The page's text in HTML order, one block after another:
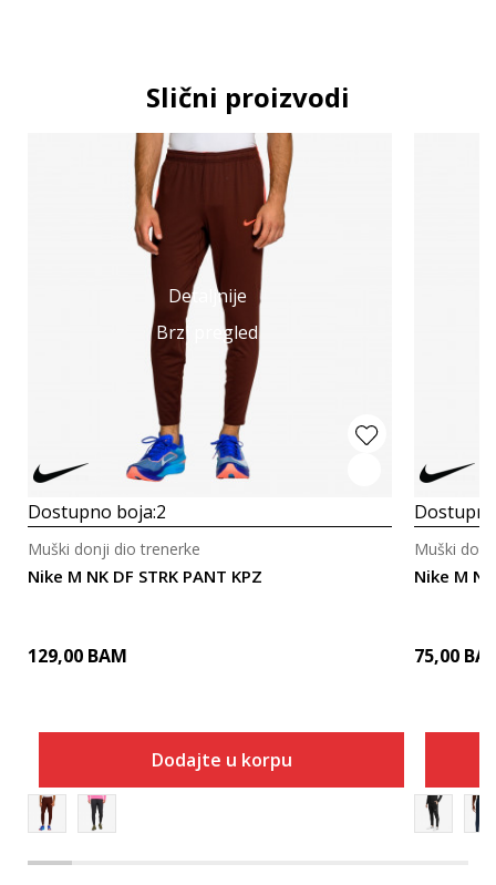
Slični proizvodi
Detaljnije
Brzi pregled
Dostupno boja:2
Nike M NK DF STRK PANT KPZ
Muški donji dio trenerke
129,00 BAM
Dodajte u korpu
Nike M
Muški
75,00